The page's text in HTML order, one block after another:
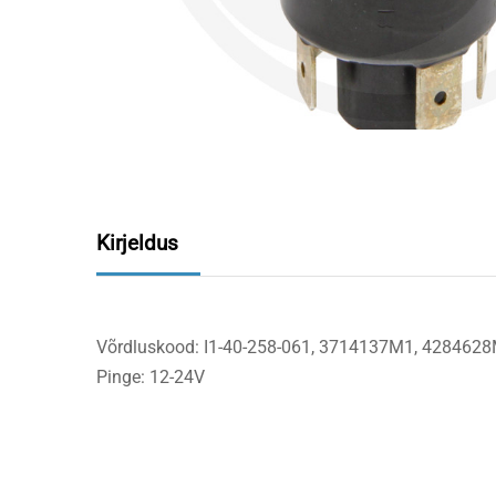
Kirjeldus
Võrdluskood: I1-40-258-061, 3714137M1,
Pinge: 12-24V